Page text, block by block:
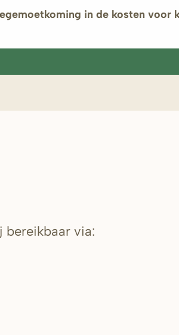
in de kosten voor
bereikbaar via: